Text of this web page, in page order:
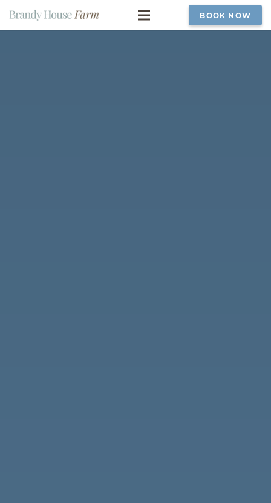
BOOK NOW